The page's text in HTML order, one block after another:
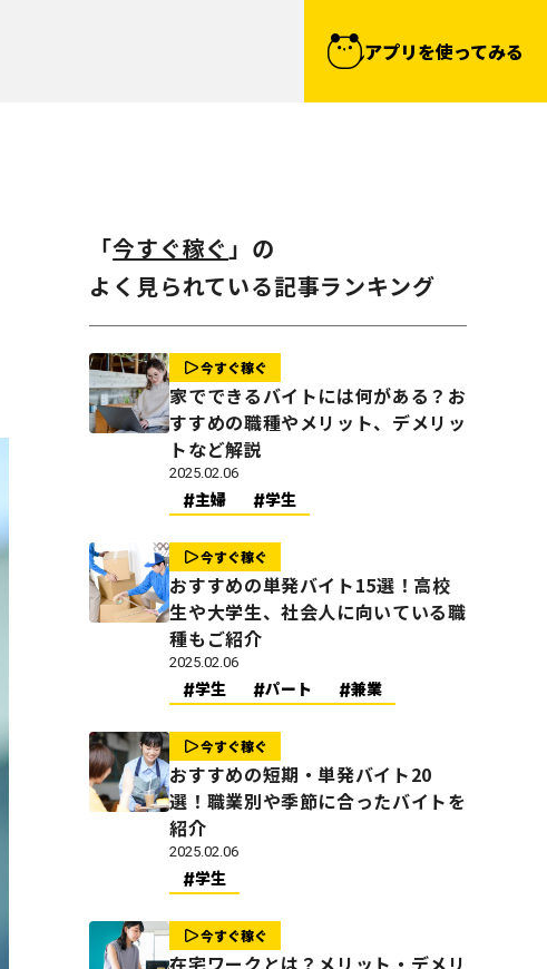
アプリを使ってみる
「今すぐ稼ぐ」の
よく見られている記事ランキング
今すぐ稼ぐ
家でできるバイトには何がある？お
すすめの職種やメリット、デメリッ
トなど解説
2025.02.06
主婦 学生
今すぐ稼ぐ
おすすめの単発バイト15選！高校
生や大学生、社会人に向いている職
種もご紹介
2025.02.06
学生 パート 兼業
今すぐ稼ぐ
おすすめの短期・単発バイト20
選！職業別や季節に合ったバイトを
紹介
2025.02.06
学生
今すぐ稼ぐ
在宅ワークとは？メリット・デメリ